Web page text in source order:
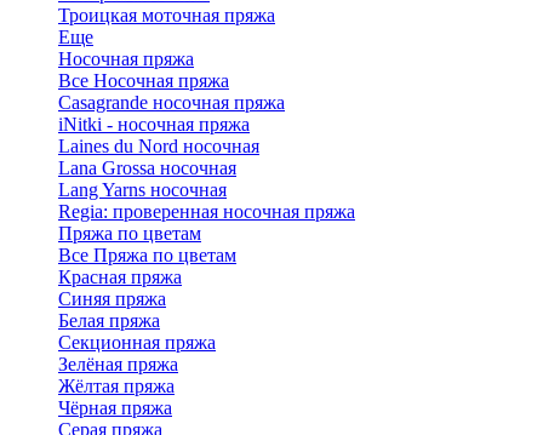
Троицкая моточная пряжа
Еще
Носочная пряжа
Все Носочная пряжа
Casagrande носочная пряжа
iNitki - носочная пряжа
Laines du Nord носочная
Lana Grossa носочная
Lang Yarns носочная
Regia: проверенная носочная пряжа
Пряжа по цветам
Все Пряжа по цветам
Красная пряжа
Синяя пряжа
Белая пряжа
Секционная пряжа
Зелёная пряжа
Жёлтая пряжа
Чёрная пряжа
Серая пряжа